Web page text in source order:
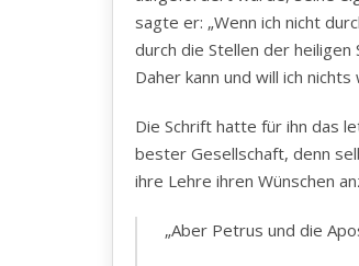
sagte er: „Wenn ich nicht
durch die Stellen der
Daher kann und will ich
Die Schrift hatte für ihn das
bester Gesellschaft, denn
ihre Lehre ihren Wünschen
„Aber Petrus und die